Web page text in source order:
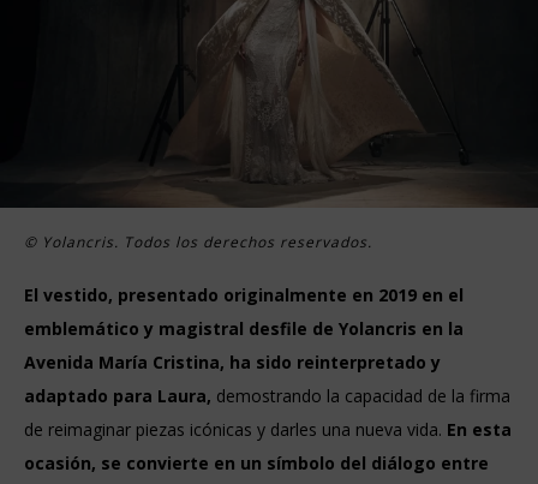
© Yolancris. Todos los derechos reservados.
El vestido, presentado originalmente en 2019 en el
emblemático y magistral desfile de Yolancris en la
Avenida María Cristina, ha sido reinterpretado y
adaptado para Laura, demostrando la capacidad de la firma
de reimaginar piezas icónicas y darles una nueva vida. En esta
ocasión, se convierte en un símbolo del diálogo entre